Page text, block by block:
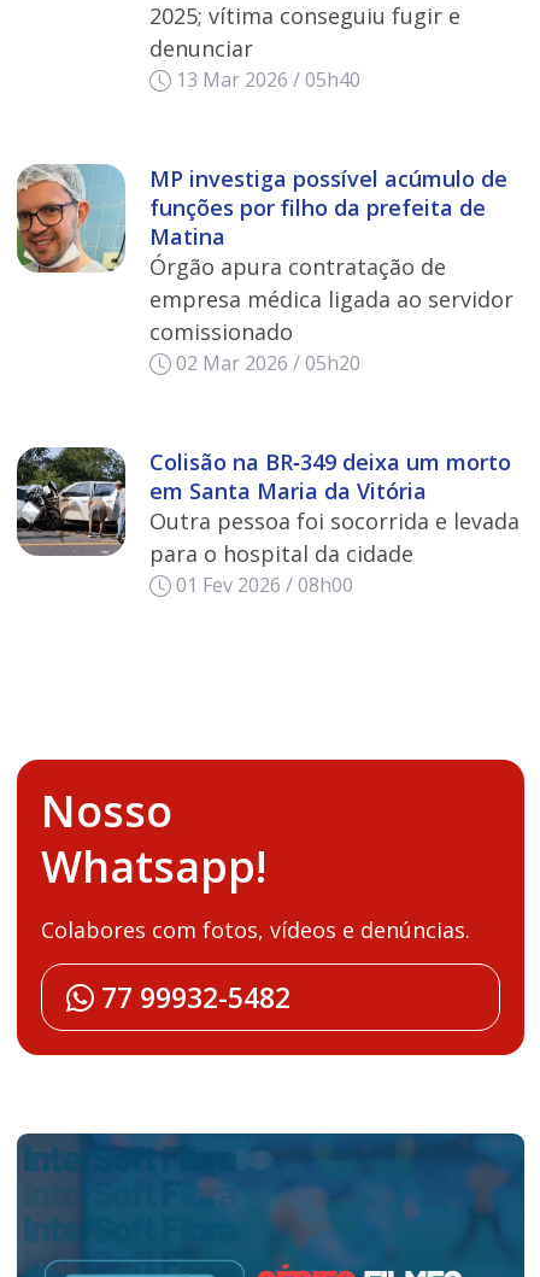
2025; vítima conseguiu fugir e
denunciar
13 Mar 2026 / 05h40
MP investiga possível acúmulo de
funções por filho da prefeita de
Matina
Órgão apura contratação de
empresa médica ligada ao servidor
comissionado
02 Mar 2026 / 05h20
Colisão na BR‑349 deixa um morto
em Santa Maria da Vitória
Outra pessoa foi socorrida e levada
para o hospital da cidade
01 Fev 2026 / 08h00
Nosso
Whatsapp!
Colabores com fotos, vídeos e denúncias.
77 99932-5482